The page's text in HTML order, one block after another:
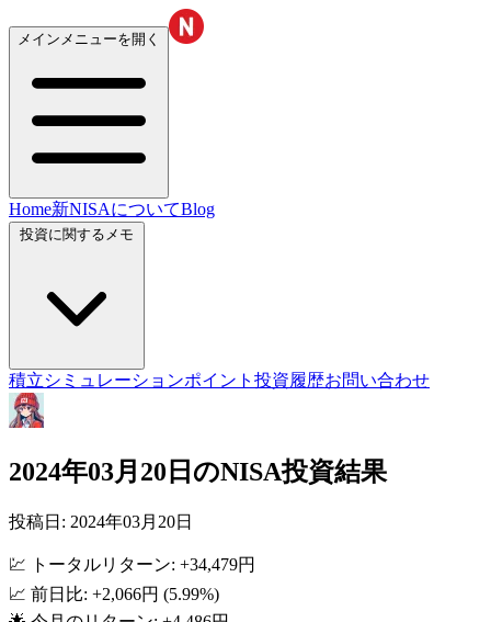
メインメニューを開く
Home新NISAについてBlog
積立シミュレーションポイント投資履歴お問い合わせ
2024年03月20日のNISA投資結果
投稿日: 2024年03月20日
💹 トータルリターン: +34,479円
📈 前日比: +2,066円 (5.99%)